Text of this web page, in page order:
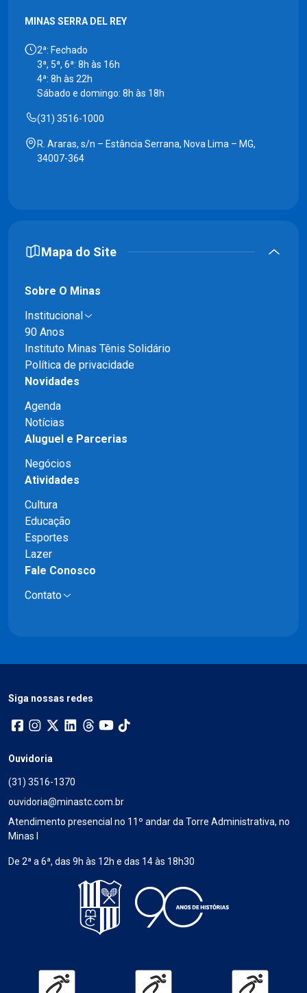
MINAS SERRA DEL REY
2ª: Fechado
3ª, 5ª, 6ª: 8h às 16h
4ª: 8h às 22h
Sábado e domingo: 8h às 18h
(31) 3516-1000
R. Araras, s/n – Estância Serrana, Nova Lima – MG,
34007-364
Mapa do Site
Sobre O Minas
Institucional
90 Anos
Instituto Minas Tênis Solidário
Política de privacidade
Novidades
Agenda
Notícias
Aluguel e Parcerias
Negócios
Atividades
Cultura
Educação
Esportes
Lazer
Fale Conosco
Contato
Siga nossas redes
Ouvidoria
(31) 3516-1370
ouvidoria@minastc.com.br
Atendimento presencial no 11º andar da Torre Administrativa, no
Minas I
De 2ª a 6ª, das 9h às 12h e das 14 às 18h30